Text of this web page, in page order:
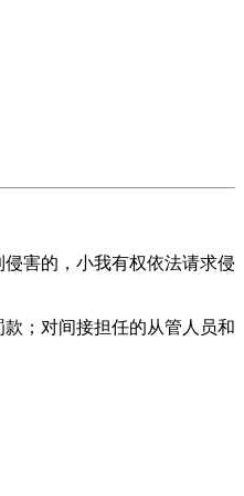
害的，小我有权依法请求侵
；对间接担任的从管人员和